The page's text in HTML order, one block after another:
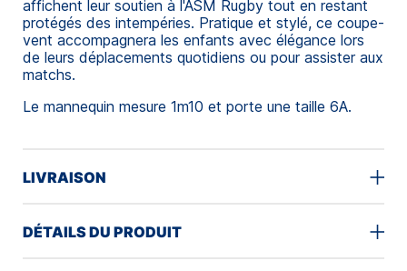
affichent leur soutien à l'ASM Rugby tout en restant
protégés des intempéries. Pratique et stylé, ce coupe-
vent accompagnera les enfants avec élégance lors
de leurs déplacements quotidiens ou pour assister aux
matchs.
Le mannequin mesure 1m10 et porte une taille 6A.
LIVRAISON
DÉTAILS DU PRODUIT